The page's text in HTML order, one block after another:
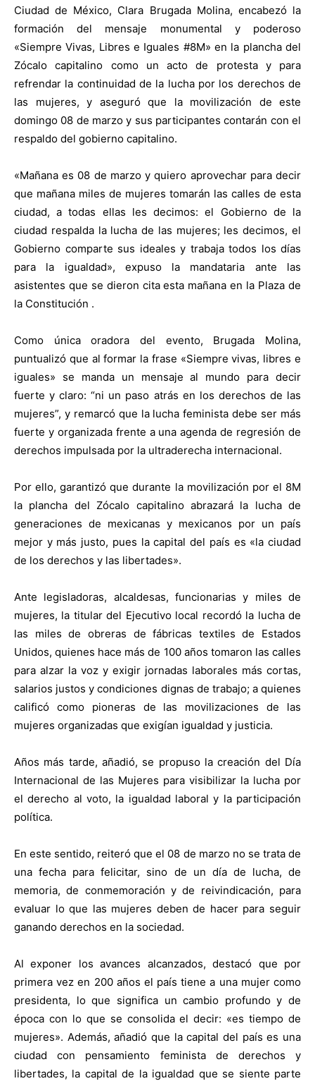
Ciudad de México, Clara Brugada Molina, encabezó la
formación del mensaje monumental y poderoso
«Siempre Vivas, Libres e Iguales #8M» en la plancha del
Zócalo capitalino como un acto de protesta y para
refrendar la continuidad de la lucha por los derechos de
las mujeres, y aseguró que la movilización de este
domingo 08 de marzo y sus participantes contarán con el
respaldo del gobierno capitalino.
«Mañana es 08 de marzo y quiero aprovechar para decir
que mañana miles de mujeres tomarán las calles de esta
ciudad, a todas ellas les decimos: el Gobierno de la
ciudad respalda la lucha de las mujeres; les decimos, el
Gobierno comparte sus ideales y trabaja todos los días
para la igualdad», expuso la mandataria ante las
asistentes que se dieron cita esta mañana en la Plaza de
la Constitución .
Como única oradora del evento, Brugada Molina,
puntualizó que al formar la frase «Siempre vivas, libres e
iguales» se manda un mensaje al mundo para decir
fuerte y claro: “ni un paso atrás en los derechos de las
mujeres”, y remarcó que la lucha feminista debe ser más
fuerte y organizada frente a una agenda de regresión de
derechos impulsada por la ultraderecha internacional.
Por ello, garantizó que durante la movilización por el 8M
la plancha del Zócalo capitalino abrazará la lucha de
generaciones de mexicanas y mexicanos por un país
mejor y más justo, pues la capital del país es «la ciudad
de los derechos y las libertades».
Ante legisladoras, alcaldesas, funcionarias y miles de
mujeres, la titular del Ejecutivo local recordó la lucha de
las miles de obreras de fábricas textiles de Estados
Unidos, quienes hace más de 100 años tomaron las calles
para alzar la voz y exigir jornadas laborales más cortas,
salarios justos y condiciones dignas de trabajo; a quienes
calificó como pioneras de las movilizaciones de las
mujeres organizadas que exigían igualdad y justicia.
Años más tarde, añadió, se propuso la creación del Día
Internacional de las Mujeres para visibilizar la lucha por
el derecho al voto, la igualdad laboral y la participación
política.
En este sentido, reiteró que el 08 de marzo no se trata de
una fecha para felicitar, sino de un día de lucha, de
memoria, de conmemoración y de reivindicación, para
evaluar lo que las mujeres deben de hacer para seguir
ganando derechos en la sociedad.
Al exponer los avances alcanzados, destacó que por
primera vez en 200 años el país tiene a una mujer como
presidenta, lo que significa un cambio profundo y de
época con lo que se consolida el decir: «es tiempo de
mujeres». Además, añadió que la capital del país es una
ciudad con pensamiento feminista de derechos y
libertades, la capital de la igualdad que se siente parte